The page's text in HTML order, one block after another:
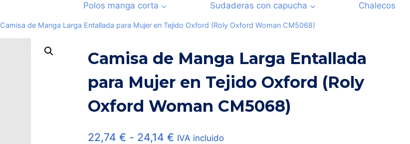
Polos manga corta Sudaderas con capucha Chalecos
Camisa de Manga Larga Entallada para Mujer en Tejido Oxford (Roly Oxford Woman CM5068)
Camisa de Manga Larga Entallada
para Mujer en Tejido Oxford (Roly
Oxford Woman CM5068)
22,74 € - 24,14 € Rango
IVA incluido